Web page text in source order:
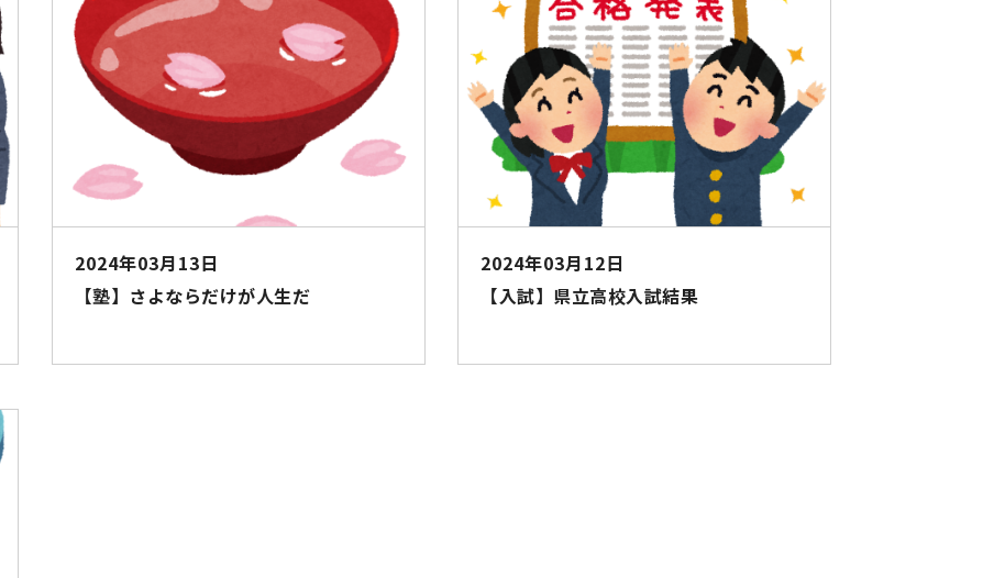
2024年03月13日
【塾】さよならだけが人生だ
2024年03月12日
【入試】県立高校入試結果